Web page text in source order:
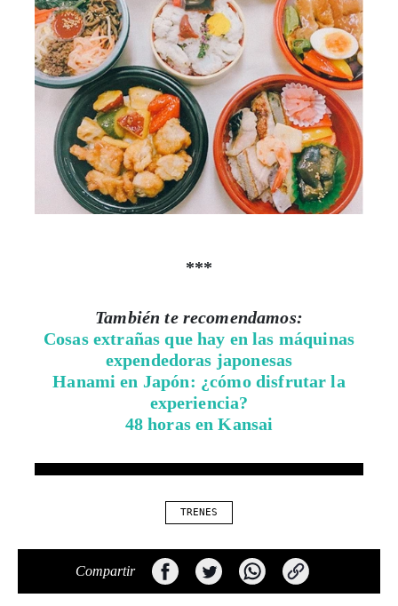
***
También te recomendamos:
Cosas extrañas que hay en las máquinas
expendedoras japonesas
Hanami en Japón: ¿cómo disfrutar la
experiencia?
48 horas en Kansai
TRENES
Compartir